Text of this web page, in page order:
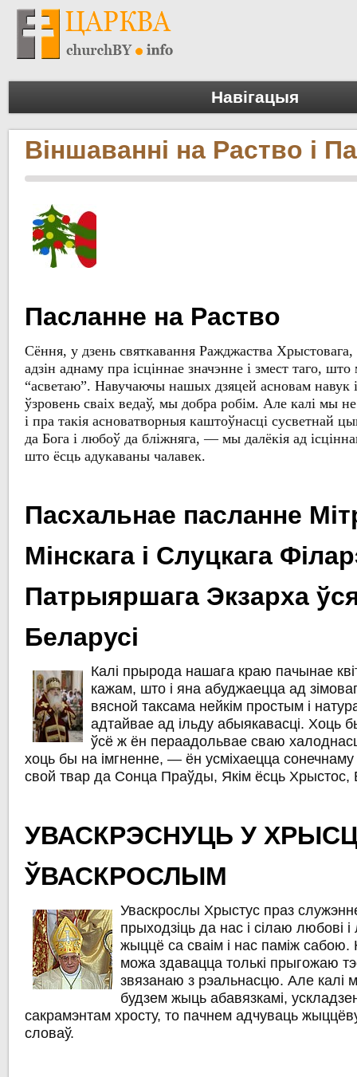
Навігацыя
Віншаванні на Раство і
Пасланне на Раство
Сёння, у дзень святкавання Ражджаства Хрыстовага,
адзін аднаму пра ісціннае значэнне і змест таго,
“асветаю”. Навучаючы нашых дзяцей асновам
ўзровень сваіх ведаў, мы добра робім. Але калі мы
і пра такія асноватворныя каштоўнасці сусветнай
да Бога і любоў да бліжняга, — мы далёкія ад
што ёсць адукаваны чалавек.
Пасхальнае пасланне
Мінскага і Слуцкага
Патрыяршага Экзарха
Беларусі
Калі прырода нашага краю пачынае
кажам, што і яна абуджаецца ад
вясной таксама нейкім простым і
адтайвае ад ільду абыякавасці. Хоць
ўсё ж ён пераадольвае сваю
хоць бы на імгненне, — ён усміхаецца сонечнаму
свой твар да Сонца Праўды, Якім ёсць Хрыстос,
УВАСКРЭСНУЦЬ У
ЎВАСКРОСЛЫМ
Уваскрослы Хрыстус праз
прыходзіць да нас і сілаю любові
жыццё са сваім і нас паміж сабою.
можа здавацца толькі прыгожаю
звязанаю з рэальнасцю. Але калі
будзем жыць абавязкамі,
сакрамэнтам хросту, то пачнем адчуваць
словаў.